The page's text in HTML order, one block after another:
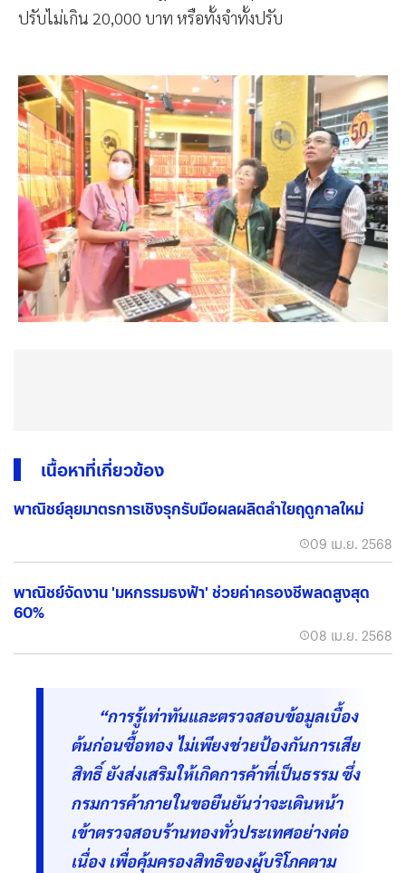
ปรับไม่เกิน 20,000 บาท หรือทั้งจำทั้งปรับ
เนื้อหาที่เกี่ยวข้อง
พาณิชย์ลุยมาตรการเชิงรุกรับมือผลผลิตลำไยฤดูกาลใหม่
09 เม.ย. 2568
พาณิชย์จัดงาน 'มหกรรมธงฟ้า' ช่วยค่าครองชีพลดสูงสุด
60%
08 เม.ย. 2568
“การรู้เท่าทันและตรวจสอบข้อมูลเบื้อง
ต้นก่อนซื้อทอง ไม่เพียงช่วยป้องกันการเสีย
สิทธิ์ ยังส่งเสริมให้เกิดการค้าที่เป็นธรรม ซึ่ง
กรมการค้าภายในขอยืนยันว่าจะเดินหน้า
เข้าตรวจสอบร้านทองทั่วประเทศอย่างต่อ
เนื่อง เพื่อคุ้มครองสิทธิของผู้บริโภคตาม